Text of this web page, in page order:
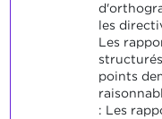
les
Les
points
: Les